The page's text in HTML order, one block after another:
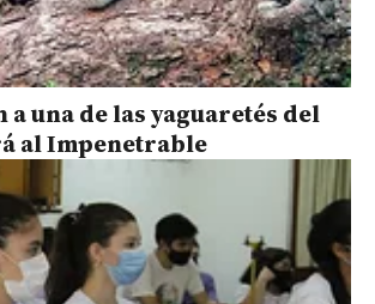
una de las yaguaretés del
al Impenetrable